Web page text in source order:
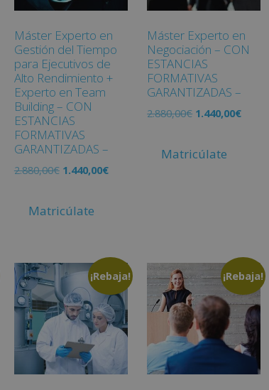
Máster Experto en
Gestión del Tiempo
para Ejecutivos de
Alto Rendimiento +
Experto en Team
Building – CON
ESTANCIAS
FORMATIVAS
GARANTIZADAS –
2.880,00€ 1.440,00€
Matricúlate
Máster Experto en
Negociación – CON
ESTANCIAS
FORMATIVAS
GARANTIZADAS –
2.880,00€ 1.440,00€
Matricúlate
¡Rebaja! ¡Rebaja!